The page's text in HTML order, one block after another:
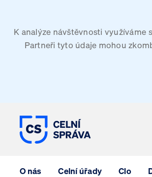
K analýze návštěvnosti využíváme
Partneři tyto údaje mohou
O nás Celní úřady Clo